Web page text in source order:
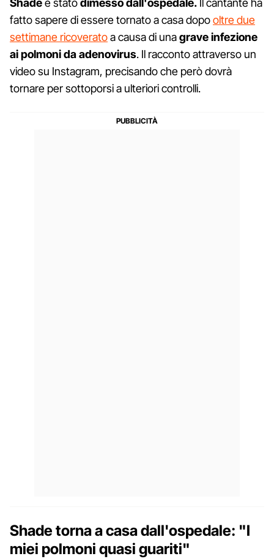
Shadeè statodimesso dall'ospedale. Il cantante ha
fatto sapere di essere tornato a casa dopooltre due
settimane ricoveratoa causa di unagrave infezione
ai polmoni da adenovirus. Il racconto attraverso un
video su Instagram, precisando che però dovrà
tornare per sottoporsi a ulteriori controlli.
Shade torna a casa dall'ospedale: "I
miei polmoni quasi guariti"